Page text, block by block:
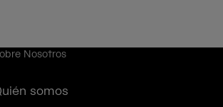
Nosotros
somos